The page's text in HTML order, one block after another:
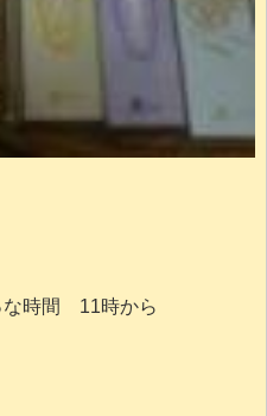
な時間 11時から